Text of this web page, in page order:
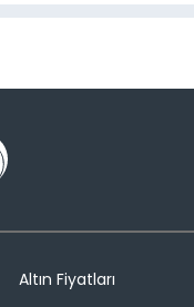
Altın Fiyatları